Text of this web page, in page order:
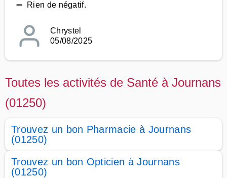
➖ Rien de négatif.
Chrystel
05/08/2025
Toutes les activités de Santé à Journans
(01250)
Trouvez un bon Pharmacie à Journans
(01250)
Trouvez un bon Opticien à Journans
(01250)